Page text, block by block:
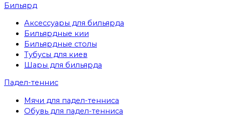
Бильярд
Аксессуары для бильярда
Бильярдные кии
Бильярдные столы
Тубусы для киев
Шары для бильярда
Падел-теннис
Мячи для падел-тенниса
Обувь для падел-тенниса